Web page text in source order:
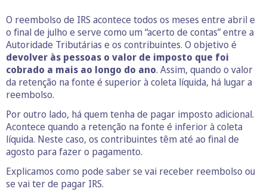
O reembolso de IRS acontece todos os meses entre abril e
o final de julho e serve como um “acerto de contas” entre a
Autoridade Tributárias e os contribuintes. O objetivo é
devolver às pessoas o valor de imposto que foi
cobrado a mais ao longo do ano. Assim, quando o valor
da retenção na fonte é superior à coleta líquida, há lugar a
reembolso.
Por outro lado, há quem tenha de pagar imposto adicional.
Acontece quando a retenção na fonte é inferior à coleta
líquida. Neste caso, os contribuintes têm até ao final de
agosto para fazer o pagamento.
Explicamos como pode saber se vai receber reembolso ou
se vai ter de pagar IRS.